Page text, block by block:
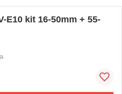
E10 kit 16-50mm + 55-